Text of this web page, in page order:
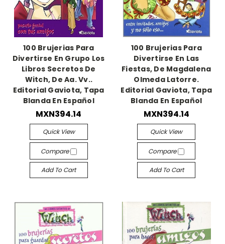
100 Brujerias Para
Divertirse En Grupo Los
Libros Secretos De
Witch, De Aa. Vv..
Editorial Gaviota, Tapa
Blanda En Español
MXN394.14
Quick View
Compare
Add To Cart
100 Brujerias Para
Divertirse En Las
Fiestas, De Magdalena
Olmeda Latorre.
Editorial Gaviota, Tapa
Blanda En Español
MXN394.14
Quick View
Compare
Add To Cart